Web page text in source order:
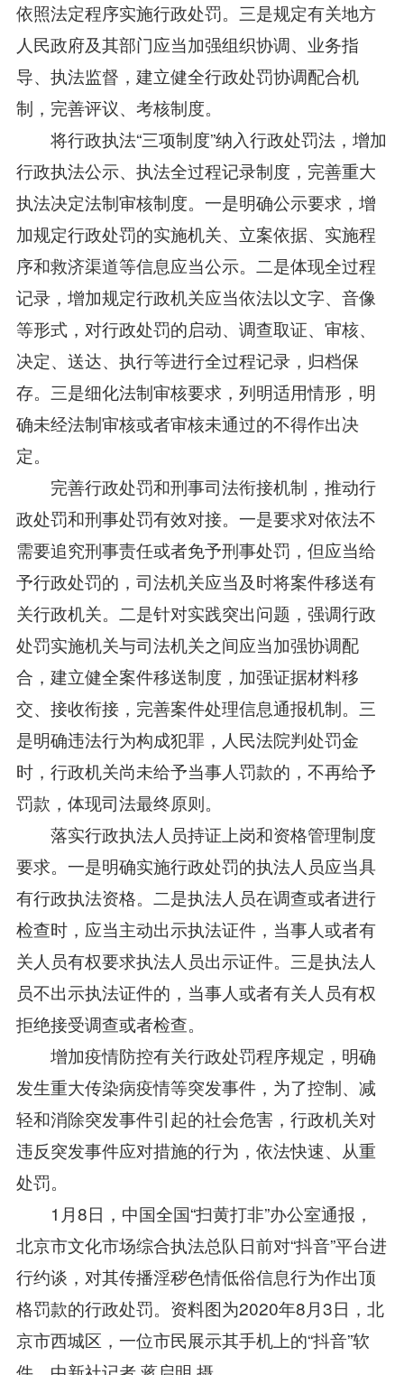
依照法定程序实施行政处罚。三是规定有关地方
人民政府及其部门应当加强组织协调、业务指
导、执法监督，建立健全行政处罚协调配合机
制，完善评议、考核制度。
将行政执法“三项制度”纳入行政处罚法，增加
行政执法公示、执法全过程记录制度，完善重大
执法决定法制审核制度。一是明确公示要求，增
加规定行政处罚的实施机关、立案依据、实施程
序和救济渠道等信息应当公示。二是体现全过程
记录，增加规定行政机关应当依法以文字、音像
等形式，对行政处罚的启动、调查取证、审核、
决定、送达、执行等进行全过程记录，归档保
存。三是细化法制审核要求，列明适用情形，明
确未经法制审核或者审核未通过的不得作出决
定。
完善行政处罚和刑事司法衔接机制，推动行
政处罚和刑事处罚有效对接。一是要求对依法不
需要追究刑事责任或者免予刑事处罚，但应当给
予行政处罚的，司法机关应当及时将案件移送有
关行政机关。二是针对实践突出问题，强调行政
处罚实施机关与司法机关之间应当加强协调配
合，建立健全案件移送制度，加强证据材料移
交、接收衔接，完善案件处理信息通报机制。三
是明确违法行为构成犯罪，人民法院判处罚金
时，行政机关尚未给予当事人罚款的，不再给予
罚款，体现司法最终原则。
落实行政执法人员持证上岗和资格管理制度
要求。一是明确实施行政处罚的执法人员应当具
有行政执法资格。二是执法人员在调查或者进行
检查时，应当主动出示执法证件，当事人或者有
关人员有权要求执法人员出示证件。三是执法人
员不出示执法证件的，当事人或者有关人员有权
拒绝接受调查或者检查。
增加疫情防控有关行政处罚程序规定，明确
发生重大传染病疫情等突发事件，为了控制、减
轻和消除突发事件引起的社会危害，行政机关对
违反突发事件应对措施的行为，依法快速、从重
处罚。
1月8日，中国全国“扫黄打非”办公室通报，
北京市文化市场综合执法总队日前对“抖音”平台进
行约谈，对其传播淫秽色情低俗信息行为作出顶
格罚款的行政处罚。资料图为2020年8月3日，北
京市西城区，一位市民展示其手机上的“抖音”软